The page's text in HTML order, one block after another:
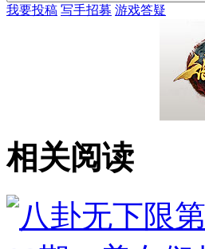
我要投稿 写手招募 游戏答疑
相关阅读